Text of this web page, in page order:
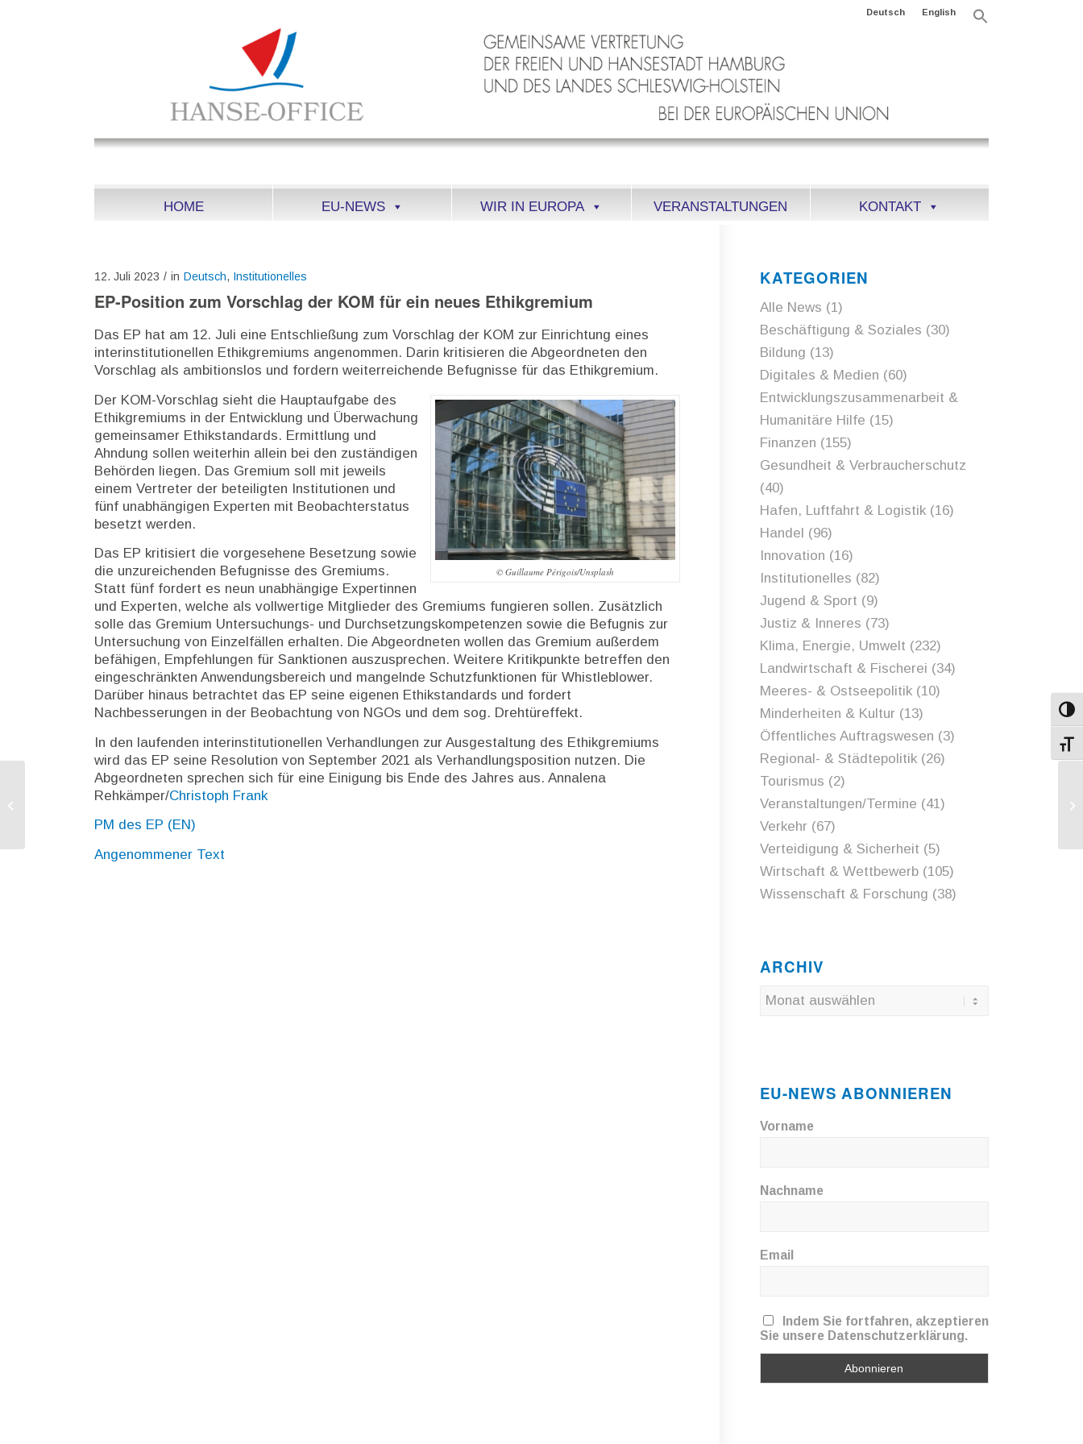
Deutsch English
HOME EU-NEWS WIR IN EUROPA VERANSTALTUNGEN KONTAKT
12. Juli 2023 / in Deutsch, Institutionelles
EP-Position zum Vorschlag der KOM für ein neues Ethikgremium
Das EP hat am 12. Juli eine Entschließung zum Vorschlag der KOM zur Einrichtung eines
interinstitutionellen Ethikgremiums angenommen. Darin kritisieren die Abgeordneten den
Vorschlag als ambitionslos und fordern weiterreichende Befugnisse für das Ethikgremium.
© Guillaume Périgois/Unsplash
Der KOM-Vorschlag sieht die Hauptaufgabe des
Ethikgremiums in der Entwicklung und Überwachung
gemeinsamer Ethikstandards. Ermittlung und
Ahndung sollen weiterhin allein bei den zuständigen
Behörden liegen. Das Gremium soll mit jeweils
einem Vertreter der beteiligten Institutionen und
fünf unabhängigen Experten mit Beobachterstatus
besetzt werden.
Das EP kritisiert die vorgesehene Besetzung sowie
die unzureichenden Befugnisse des Gremiums.
Statt fünf fordert es neun unabhängige Expertinnen
und Experten, welche als vollwertige Mitglieder des Gremiums fungieren sollen. Zusätzlich
solle das Gremium Untersuchungs- und Durchsetzungskompetenzen sowie die Befugnis zur
Untersuchung von Einzelfällen erhalten. Die Abgeordneten wollen das Gremium außerdem
befähigen, Empfehlungen für Sanktionen auszusprechen. Weitere Kritikpunkte betreffen den
eingeschränkten Anwendungsbereich und mangelnde Schutzfunktionen für Whistleblower.
Darüber hinaus betrachtet das EP seine eigenen Ethikstandards und fordert
Nachbesserungen in der Beobachtung von NGOs und dem sog. Drehtüreffekt.
In den laufenden interinstitutionellen Verhandlungen zur Ausgestaltung des Ethikgremiums
wird das EP seine Resolution von September 2021 als Verhandlungsposition nutzen. Die
Abgeordneten sprechen sich für eine Einigung bis Ende des Jahres aus. Annalena
Rehkämper/Christoph Frank
PM des EP (EN)
Angenommener Text
KATEGORIEN
Alle News (1)
Beschäftigung & Soziales (30)
Bildung (13)
Digitales & Medien (60)
Entwicklungszusammenarbeit &
Humanitäre Hilfe (15)
Finanzen (155)
Gesundheit & Verbraucherschutz
(40)
Hafen, Luftfahrt & Logistik(16)
Handel (96)
Innovation (16)
Institutionelles (82)
Jugend & Sport (9)
Justiz & Inneres (73)
Klima, Energie, Umwelt (232)
Landwirtschaft & Fischerei (34)
Meeres- & Ostseepolitik(10)
Minderheiten & Kultur(13)
Öffentliches Auftragswesen (3)
Regional- & Städtepolitik(26)
Tourismus (2)
Veranstaltungen/Termine (41)
Verkehr(67)
Verteidigung & Sicherheit (5)
Wirtschaft & Wettbewerb(105)
Wissenschaft & Forschung (38)
ARCHIV
EU-NEWS ABONNIEREN
Vorname
Nachname
Email
Indem Sie fortfahren, akzeptieren
Sie unsere Datenschutzerklärung.
EuRH sieht Defizite bei Bodenschutz